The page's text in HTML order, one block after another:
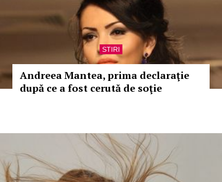
STIRI
Andreea Mantea, prima declaraţie
după ce a fost cerută de soţie